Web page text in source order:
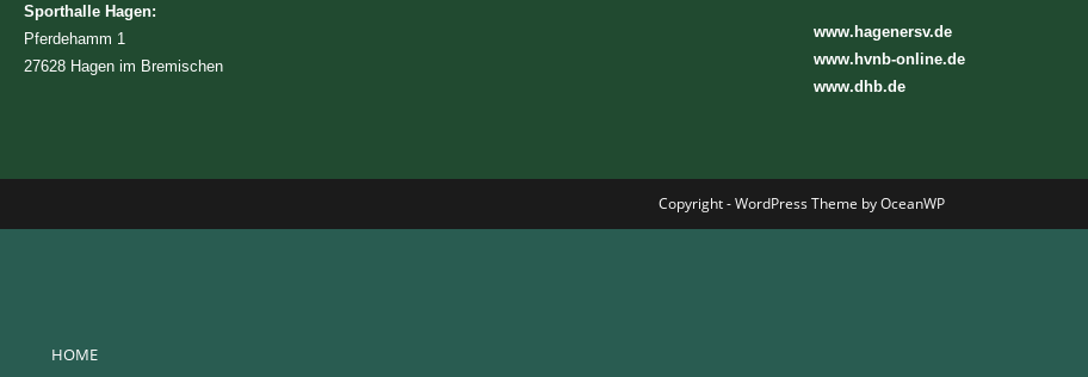
Sporthalle Hagen:
Pferdehamm 1
27628 Hagen im Bremischen
www.hagenersv.de
www.hvnb-online.de
www.dhb.de
Copyright - WordPress Theme by OceanWP
HOME